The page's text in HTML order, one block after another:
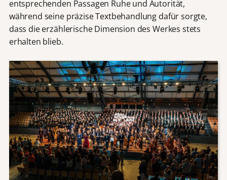
entsprechenden Passagen Ruhe und Autorität,
während seine präzise Textbehandlung dafür sorgte,
dass die erzählerische Dimension des Werkes stets
erhalten blieb.